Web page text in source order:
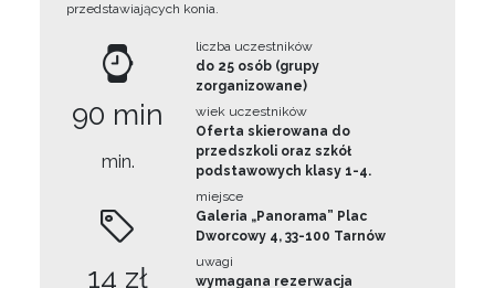
przedstawiających konia.
90 min
min.
14 zł
liczba uczestników
do 25 osób (grupy
zorganizowane)
wiek uczestników
Oferta skierowana do
przedszkoli oraz szkół
podstawowych klasy 1-4.
miejsce
Galeria „Panorama” Plac
Dworcowy 4, 33-100 Tarnów
uwagi
wymagana rezerwacja